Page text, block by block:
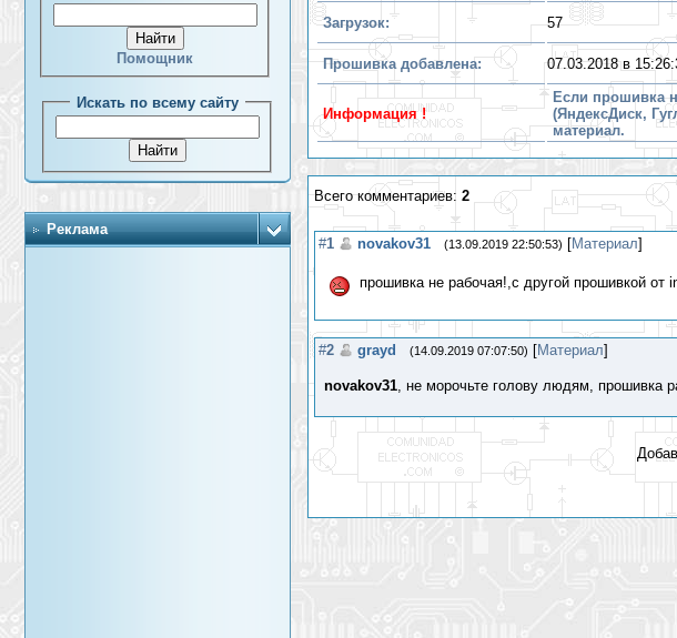
Помощник
Искать по всему сайту
Реклама
Загрузок: 57
Прошивка добавлена: 07.03.2018 в
Информация !
Если прошивка
(ЯндексДиск,
материал.
Всего комментариев: 2
#1 novakov31 (13.09.2019 22:50:53) [Материал]
прошивка не рабочая!,с другой прошивкой от
#2 grayd (14.09.2019 07:07:50) [Материал]
novakov31, не морочьте голову людям, прошивка